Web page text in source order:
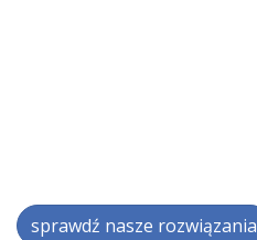
sprawdź nasze rozwiązania